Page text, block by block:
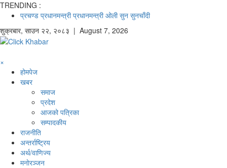
TRENDING :
प्रचण्ड प्रधानमन्त्री प्रधानमन्त्री ओली सुन सुनचाँदी
शुक्रबार, साउन २२, २०८३ | August 7, 2026
×
होमपेज
खबर
समाज
प्रदेश
आजको पत्रिका
सम्पादकीय
राजनीति
अन्तर्राष्ट्रिय
अर्थ/वाणिज्य
मनाेरञ्जन